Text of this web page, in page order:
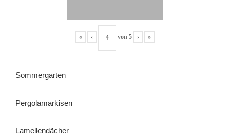
« ‹ von 5 › »
Sommergarten
Pergolamarkisen
Lamellendächer